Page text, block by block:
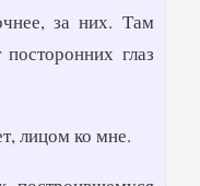
за них. Там
глаз
лицом ко мне.